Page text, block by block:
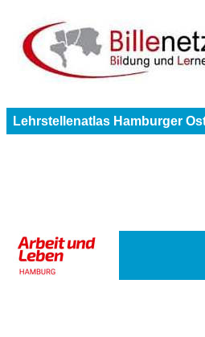
Lehrstellenatlas Hamburger